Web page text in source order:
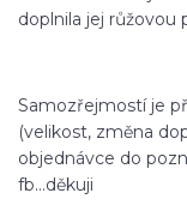
doplnila jej růžovou
Samozřejmostí je
(velikost, změna
objednávce do
fb...děkuji